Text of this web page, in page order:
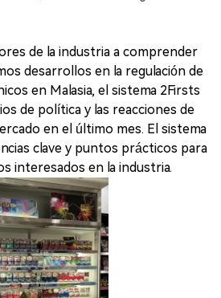
de la industria a comprender
desarrollos en la regulación de
en Malasia, el sistema 2Firsts
de política y las reacciones de
en el último mes. El sistema
clave y puntos prácticos para
interesados en la industria.